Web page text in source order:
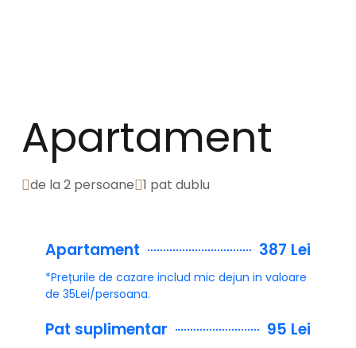
Apartament
de la 2 persoane 1 pat dublu
Apartament 387 Lei
*Prețurile de cazare includ mic dejun in valoare
de 35Lei/persoana.
Pat suplimentar 95 Lei